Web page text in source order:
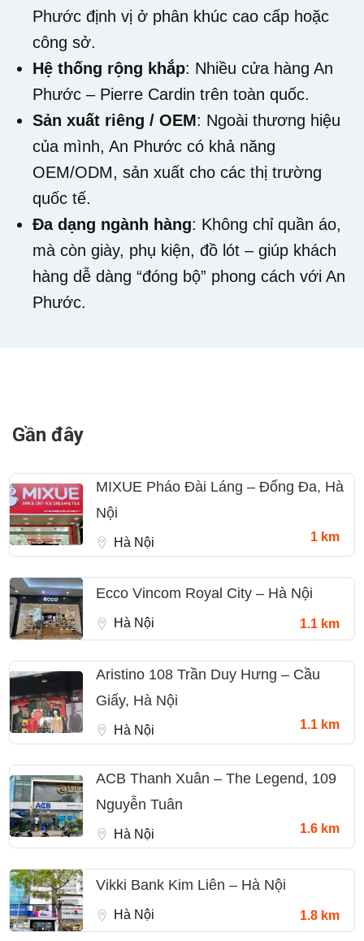
Phước định vị ở phân khúc cao cấp hoặc
công sở.
Hệ thống rộng khắp: Nhiều cửa hàng An
Phước – Pierre Cardin trên toàn quốc.
Sản xuất riêng / OEM: Ngoài thương hiệu
của mình, An Phước có khả năng
OEM/ODM, sản xuất cho các thị trường
quốc tế.
Đa dạng ngành hàng: Không chỉ quần áo,
mà còn giày, phụ kiện, đồ lót – giúp khách
hàng dễ dàng “đóng bộ” phong cách với An
Phước.
Gần đây
MIXUE Pháo Đài Láng – Đống Đa, Hà
Nội
Hà Nội 1 km
Ecco Vincom Royal City – Hà Nội
Hà Nội 1.1 km
Aristino 108 Trần Duy Hưng – Cầu
Giấy, Hà Nội
Hà Nội 1.1 km
ACB Thanh Xuân – The Legend, 109
Nguyễn Tuân
Hà Nội 1.6 km
Vikki Bank Kim Liên – Hà Nội
Hà Nội 1.8 km